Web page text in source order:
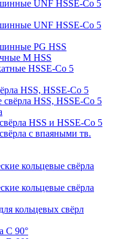
UNF HSSE-Co 5
UNF HSSE-Co 5
PG HSS
M HSS
HSSE-Co 5
HSS, HSSE-Co 5
свёрла HSS, HSSE-Co 5
HSS и HSSE-Co 5
с впаяными тв.
кольцевые свёрла
кольцевые свёрла
кольцевых свёрл
С 90°